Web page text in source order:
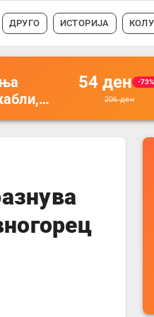
ДРУГО ИСТОРИЈА
на
монтира
56 ден -35%
87ден